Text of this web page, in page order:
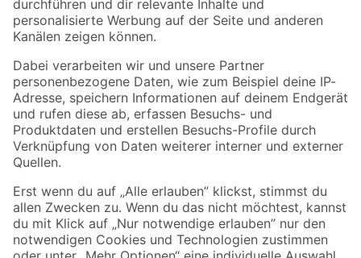
Folge uns
Zahlungsarten Versandarten
Sicher einkaufen
Jetzt die toom-App herunterladen